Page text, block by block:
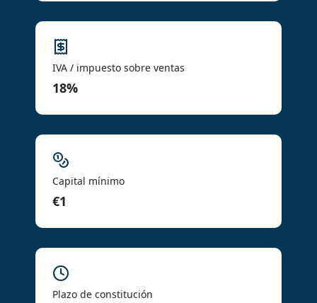
IVA / impuesto sobre ventas
18%
Capital mínimo
€1
Plazo de constitución